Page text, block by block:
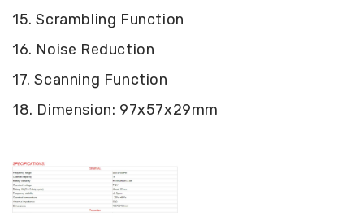
15. Scrambling Function
16. Noise Reduction
17. Scanning Function
18. Dimension: 97x57x29mm